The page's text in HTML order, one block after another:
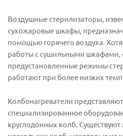
Воздушные стерилизаторы,
сухожаровые шкафы,
помощью горячего воздуха.
работы с сушильными шкафами,
предустановленные режимы
работают при более низких
Колбонагреватели
специализированное
круглодонных колб.